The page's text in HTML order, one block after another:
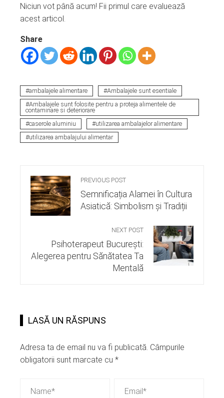
Niciun vot până acum! Fii primul care evaluează
acest articol.
Share
ambalajele alimentare
Ambalajele sunt esentiale
Ambalajele sunt folosite pentru a proteja alimentele de
contaminare si deteriorare
caserole aluminiu
utilizarea ambalajelor alimentare
utilizarea ambalajului alimentar
PREVIOUS POST
Semnificația Alamei în Cultura
Asiatică: Simbolism și Tradiții
NEXT POST
Psihoterapeut București:
Alegerea pentru Sănătatea Ta
Mentală
LASĂ UN RĂSPUNS
Adresa ta de email nu va fi publicată. Câmpurile
obligatorii sunt marcate cu *